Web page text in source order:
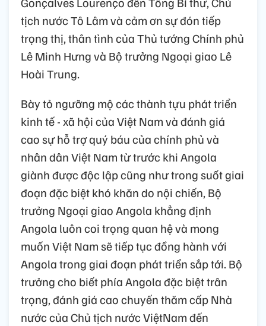
tịch nước Tô Lâm và cảm ơn sự đón tiếp
trọng thị, thân tình của Thủ tướng Chính phủ
Lê Minh Hưng và Bộ trưởng Ngoại giao Lê
Hoài Trung.
Bày tỏ ngưỡng mộ các thành tựu phát triển
kinh tế - xã hội của Việt Nam và đánh giá
cao sự hỗ trợ quý báu của chính phủ và
nhân dân Việt Nam từ trước khi Angola
giành được độc lập cũng như trong suốt giai
đoạn đặc biệt khó khăn do nội chiến, Bộ
trưởng Ngoại giao Angola khẳng định
Angola luôn coi trọng quan hệ và mong
muốn Việt Nam sẽ tiếp tục đồng hành với
Angola trong giai đoạn phát triển sắp tới. Bộ
trưởng cho biết phía Angola đặc biệt trân
trọng, đánh giá cao chuyến thăm cấp Nhà
nước của Chủ tịch nước ViệtNam đến